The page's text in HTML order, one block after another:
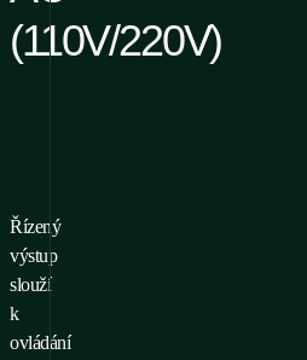
(110V/220V)
Řízený
výstup
slouží
k
ovládání
přidání produktu do
je nutné se
registrovat